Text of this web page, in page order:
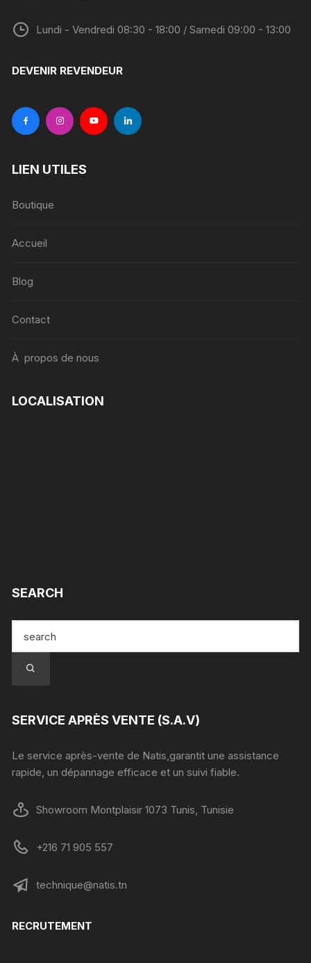
Lundi - Vendredi 08:30 - 18:00 / Samedi 09:00 - 13:00
DEVENIR REVENDEUR
LIEN UTILES
Boutique
Accueil
Blog
Contact
À propos de nous
LOCALISATION
SEARCH
SERVICE APRÈS VENTE (S.A.V)
Le service après-vente de Natis,garantit une assistance
rapide, un dépannage efficace et un suivi fiable.
Showroom Montplaisir 1073 Tunis, Tunisie
+216 71 905 557
technique@natis.tn
RECRUTEMENT